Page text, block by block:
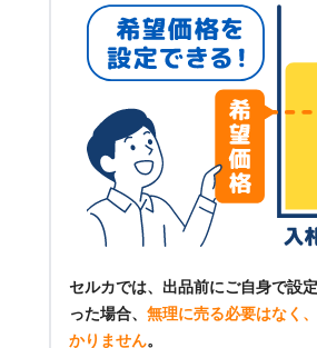
セルカでは、出品前にご自身で設
った場合、 無理に売る必要はなく
かりません。